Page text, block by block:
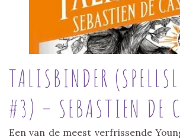
TALISBINDER
#3) – SEBASTIEN DE
Een van de meest verfrissende